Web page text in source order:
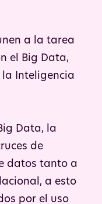
a la tarea
el Big Data,
la Inteligencia
Data, la
de
datos tanto a
a esto
por el uso